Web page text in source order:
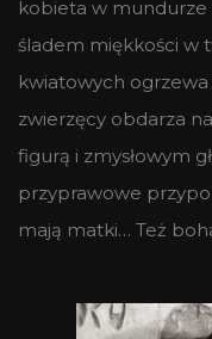
kobieta w mundurze
śladem miękkości w
kwiatowych
zwierzęcy obdarza
figurą i zmysłowym
przyprawowe
mają matki… Też